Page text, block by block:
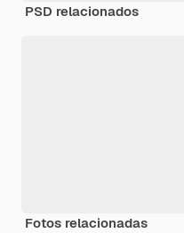
PSD relacionados
Fotos relacionadas